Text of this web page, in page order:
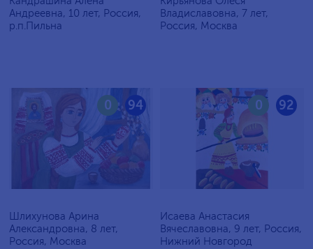
Андреевна, 10 лет, Россия,
р.п.Пильна
Владиславовна, 7 лет,
Россия, Москва
94
0
Шлихунова Арина
Александровна, 8 лет,
Россия, Москва
92
0
Исаева Анастасия
Вячеславовна, 9 лет, Россия,
Нижний Новгород